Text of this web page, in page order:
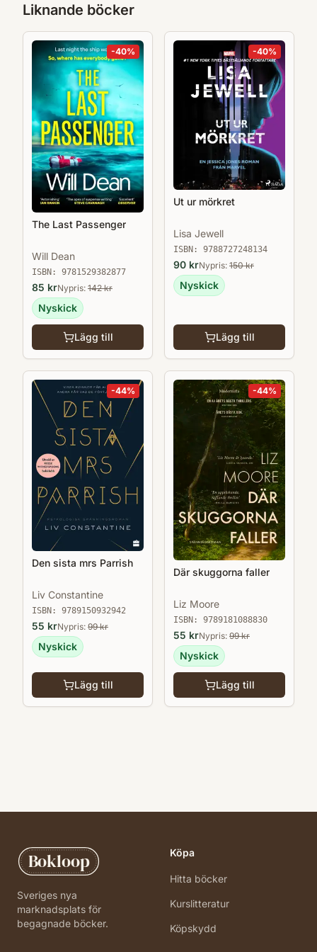
Liknande böcker
-40%
The Last Passenger
Will Dean
ISBN: 9781529382877
85 krNypris: 142kr
Nyskick
Lägg till
-40%
Ut ur mörkret
Lisa Jewell
ISBN: 9788727248134
90 krNypris: 150kr
Nyskick
Lägg till
-44%
Den sista mrs Parrish
Liv Constantine
ISBN: 9789150932942
55 krNypris: 99kr
Nyskick
Lägg till
-44%
Där skuggorna faller
Liz Moore
ISBN: 9789181088830
55 krNypris: 99kr
Nyskick
Lägg till
Bokloop
Sveriges nya
marknadsplats för
begagnade böcker.
Köpa
Hitta böcker
Kurslitteratur
Köpskydd